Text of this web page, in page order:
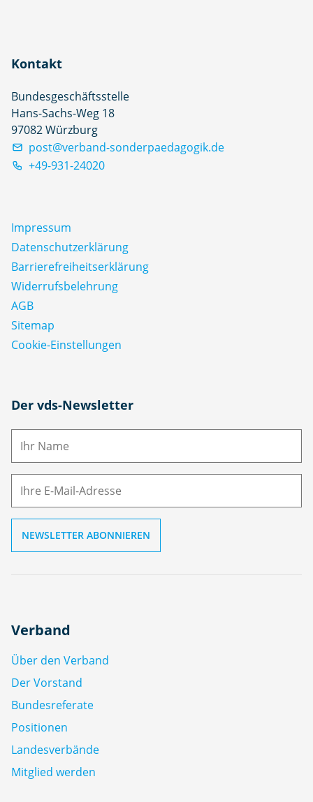
Kontakt
Bundesgeschäftsstelle
Hans-Sachs-Weg 18
97082 Würzburg
post@verband-sonderpaedagogik.de
+49-931-24020
Impressum
Datenschutz­erklärung
Barrierefreiheitserklärung
Widerrufsbelehrung
AGB
Sitemap
Cookie-Einstellungen
Der vds-Newsletter
N
M
Verband
Über den Verband
Der Vorstand
Bundesreferate
Positionen
Landesverbände
Mitglied werden